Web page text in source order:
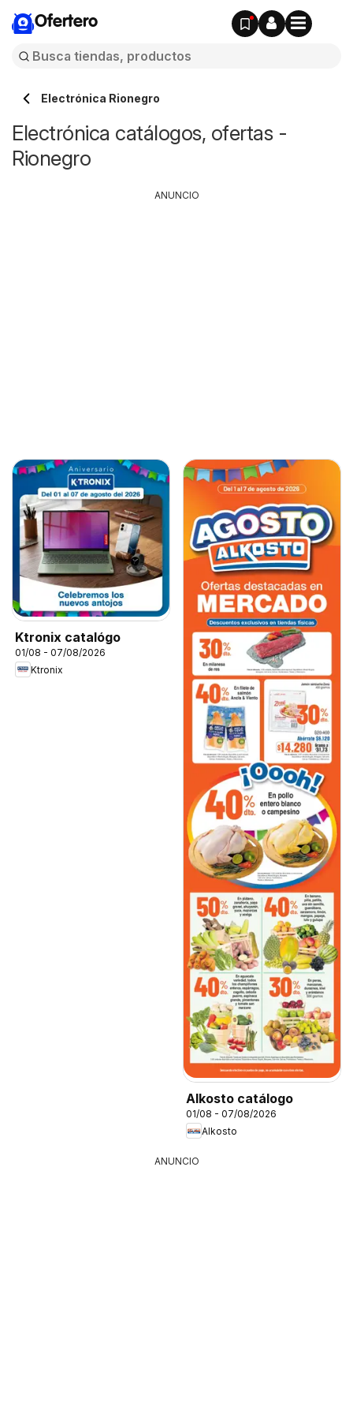
Ofertero
Electrónica Rionegro
Electrónica catálogos, ofertas -
Rionegro
Ktronix catalógo
01/08 - 07/08/2026
Ktronix
Alkosto catálogo
01/08 - 07/08/2026
Alkosto
ANUNCIO
ANUNCIO